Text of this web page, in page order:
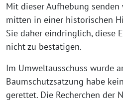
Mit dieser Aufhebung
mitten in einer historischen
Sie daher eindringlich, diese
nicht zu bestätigen.
Im Umweltausschuss wurde
Baumschutzsatzung habe
gerettet. Die Recherchen der